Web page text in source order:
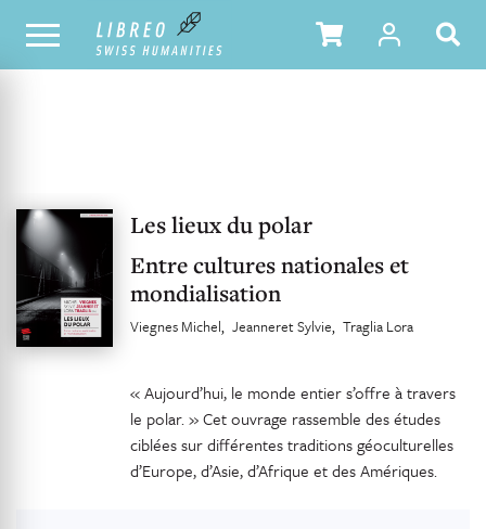
UNSER KATALOG INHALTSVERZEICHNIS
Les lieux du polar
Entre cultures nationales et
mondialisation
Viegnes Michel Jeanneret Sylvie Traglia Lora
« Aujourd’hui, le monde entier s’offre à travers
le polar. » Cet ouvrage rassemble des études
ciblées sur différentes traditions géoculturelles
d’Europe, d’Asie, d’Afrique et des Amériques.